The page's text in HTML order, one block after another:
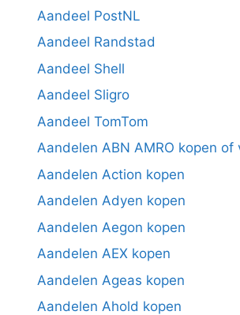
Aandeel PostNL
Aandeel Randstad
Aandeel Shell
Aandeel Sligro
Aandeel TomTom
Aandelen ABN AMRO kopen of
Aandelen Action kopen
Aandelen Adyen kopen
Aandelen Aegon kopen
Aandelen AEX kopen
Aandelen Ageas kopen
Aandelen Ahold kopen